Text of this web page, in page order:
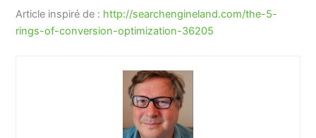
Article inspiré de : http://searchengineland.com/the-5-
rings-of-conversion-optimization-36205